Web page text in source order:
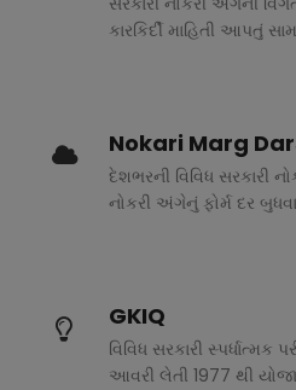
કારકિર્દી માહિતી આપતું
Nokari Marg
દેશભરની વિવિધ સરકારી
નોકરી અંગેનું ફોર્મ દર
GKIQ
વિવિધ સરકારી સ્પર્ધાત્મક
આવરી લેતી 1977 થી